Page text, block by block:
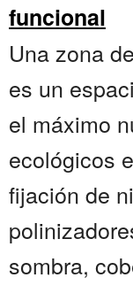
funcional
Una zona
es un
el máximo
ecológicos
fijación de
sombra,